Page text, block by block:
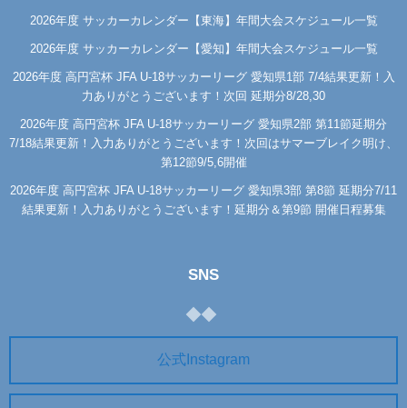
2026年度 サッカーカレンダー【東海】年間大会スケジュール一覧
2026年度 サッカーカレンダー【愛知】年間大会スケジュール一覧
2026年度 高円宮杯 JFA U-18サッカーリーグ 愛知県1部 7/4結果更新！入
力ありがとうございます！次回 延期分8/28,30
2026年度 高円宮杯 JFA U-18サッカーリーグ 愛知県2部 第11節延期分
7/18結果更新！入力ありがとうございます！次回はサマーブレイク明け、
第12節9/5,6開催
2026年度 高円宮杯 JFA U-18サッカーリーグ 愛知県3部 第8節 延期分7/11
結果更新！入力ありがとうございます！延期分＆第9節 開催日程募集
SNS
公式Instagram